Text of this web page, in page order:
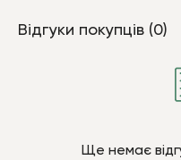
Відгуки покупців (0)
Ще немає